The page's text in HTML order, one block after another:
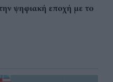
ψηφιακή εποχή με το